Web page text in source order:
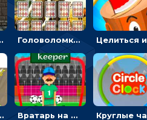
бить врагов мечом Головоломка с животными: переворачивать карточки, чтобы находить пару
чтобы лететь к финишу Вратарь на футбольном поле: тапай, чтобы отбивать мячи в воротах ногами и руками - спортивные